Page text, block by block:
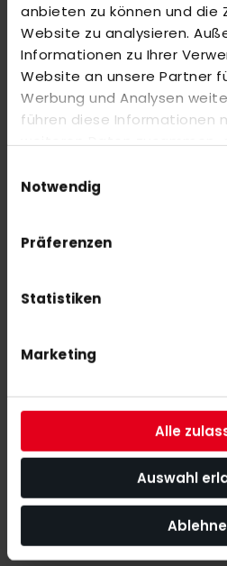
anbieten zu können und die
Website zu analysieren.
Informationen zu Ihrer
Website an unsere Partner
Werbung und Analysen
führen diese Informationen
weiteren Daten zusammen,
Nutzung der Dienste
Notwendig
Präferenzen
Statistiken
Marketing
Alle
Auswahl
Markieren Sie die Artikel, um Sie dem
oderAlle auswählen
LOK Padel Easy Hype
108,00 €
adidas RUZO .4 22/
Mit unserem Newsletter seid ihr
was News, Tipps und